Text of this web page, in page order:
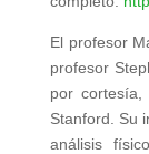
El profesor
profesor
por
Stanford. Su
análisis